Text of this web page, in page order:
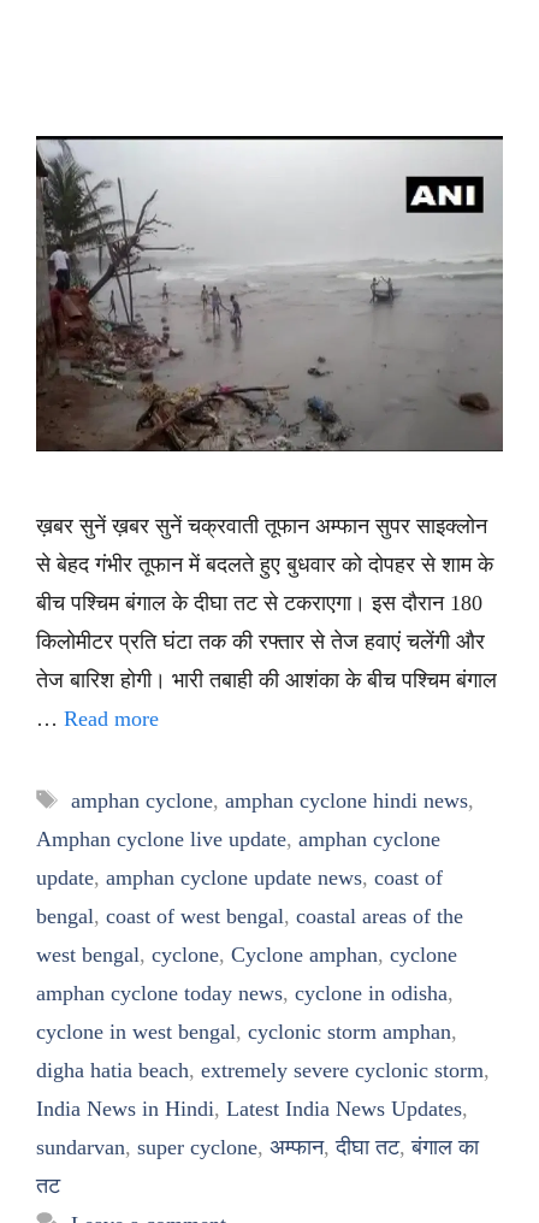
ख़बर सुनें ख़बर सुनें चक्रवाती तूफान अम्फान सुपर साइक्लोन
से बेहद गंभीर तूफान में बदलते हुए बुधवार को दोपहर से शाम के
बीच पश्चिम बंगाल के दीघा तट से टकराएगा। इस दौरान 180
किलोमीटर प्रति घंटा तक की रफ्तार से तेज हवाएं चलेंगी और
तेज बारिश होगी। भारी तबाही की आशंका के बीच पश्चिम बंगाल
… Read more
Tags
amphan cyclone, amphan cyclone hindi news,
Amphan cyclone live update, amphan cyclone
update, amphan cyclone update news, coast of
bengal, coast of west bengal, coastal areas of the
west bengal, cyclone, Cyclone amphan, cyclone
amphan cyclone today news, cyclone in odisha,
cyclone in west bengal, cyclonic storm amphan,
digha hatia beach, extremely severe cyclonic storm,
India News in Hindi, Latest India News Updates,
sundarvan, super cyclone, अम्फान,दीघा तट,बंगाल का
तट